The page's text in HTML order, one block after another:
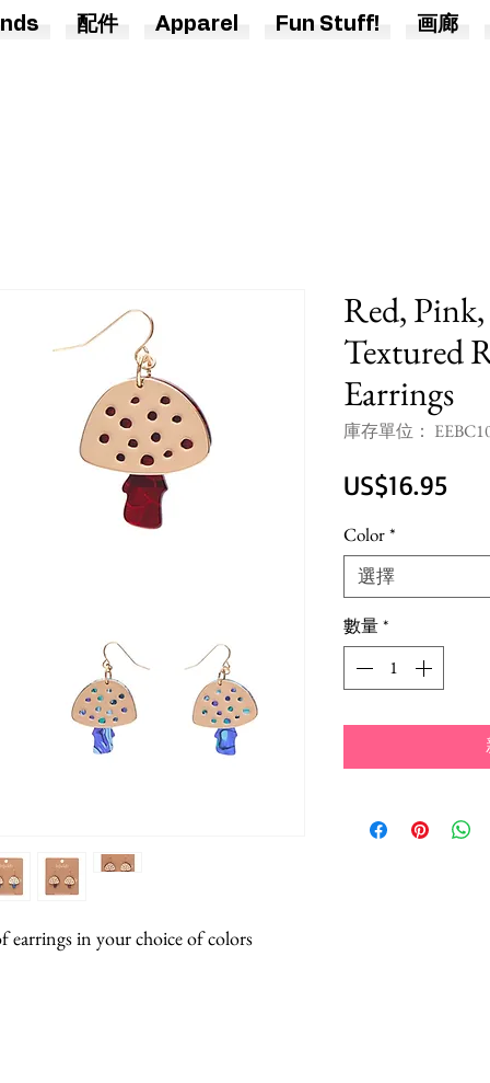
earrings in your choice of colors
Red,
Textured
Earrings
庫存單位：
US$16.95價
Color*
選擇
數量*
配件 Apparel Fun Stuff! 画廊